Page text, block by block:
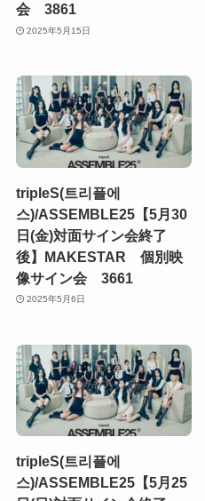
会 3861
2025年5月15日
tripleS(트리플에
스)/ASSEMBLE25【5月30
日(金)対面サイン会終了
後】MAKESTAR 個別映
像サイン会 3661
2025年5月6日
tripleS(트리플에
스)/ASSEMBLE25【5月25